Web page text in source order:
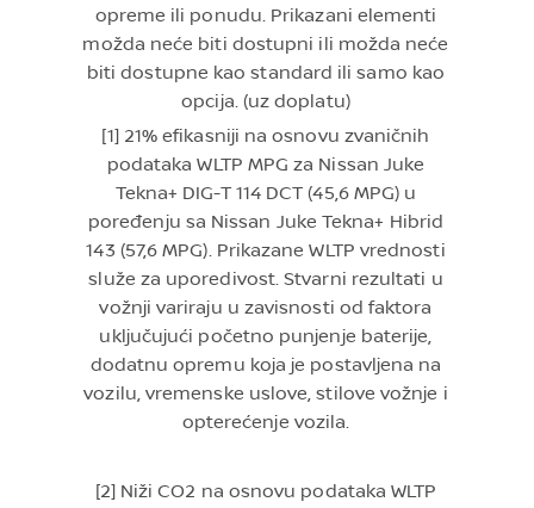
opreme ili ponudu. Prikazani elementi
možda neće biti dostupni ili možda neće
biti dostupne kao standard ili samo kao
opcija. (uz doplatu)
[1] 21% efikasniji na osnovu zvaničnih
podataka WLTP MPG za Nissan Juke
Tekna+ DIG-T 114 DCT (45,6 MPG) u
poređenju sa Nissan Juke Tekna+ Hibrid
143 (57,6 MPG). Prikazane WLTP vrednosti
služe za uporedivost. Stvarni rezultati u
vožnji variraju u zavisnosti od faktora
uključujući početno punjenje baterije,
dodatnu opremu koja je postavljena na
vozilu, vremenske uslove, stilove vožnje i
opterećenje vozila.
[2] Niži CO2 na osnovu podataka WLTP